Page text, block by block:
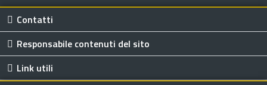
Contatti
Responsabile contenuti del sito
Link utili